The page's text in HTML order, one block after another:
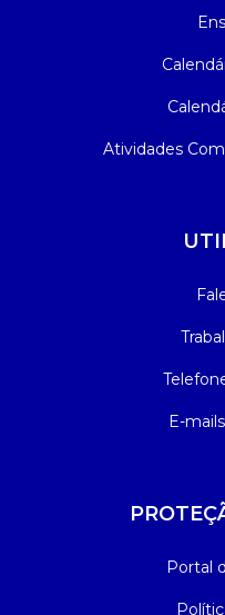
Atividades
E-
Portal